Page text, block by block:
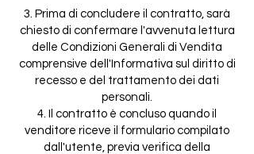
3. Prima di concludere il contratto, sarà
chiesto di confermare l'avvenuta lettura
delle Condizioni Generali di Vendita
comprensive dell'Informativa sul diritto di
recesso e del trattamento dei dati
personali.
4. Il contratto è concluso quando il
venditore riceve il formulario compilato
dall'utente, previa verifica della